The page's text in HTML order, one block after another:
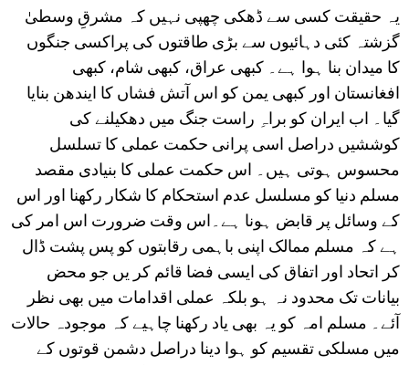
یہ حقیقت کسی سے ڈھکی چھپی نہیں کہ مشرقِ وسطیٰ
گزشتہ کئی دہائیوں سے بڑی طاقتوں کی پراکسی جنگوں
کا میدان بنا ہوا ہے۔ کبھی عراق، کبھی شام، کبھی
افغانستان اور کبھی یمن کو اس آتش فشاں کا ایندھن بنایا
گیا۔ اب ایران کو براہِ راست جنگ میں دھکیلنے کی
کوششیں دراصل اسی پرانی حکمت عملی کا تسلسل
محسوس ہوتی ہیں۔ اس حکمت عملی کا بنیادی مقصد
مسلم دنیا کو مسلسل عدم استحکام کا شکار رکھنا اور اس
کے وسائل پر قابض ہونا ہے۔اس وقت ضرورت اس امر کی
ہے کہ مسلم ممالک اپنی باہمی رقابتوں کو پس پشت ڈال
کر اتحاد اور اتفاق کی ایسی فضا قائم کر یں جو محض
بیانات تک محدود نہ ہو بلکہ عملی اقدامات میں بھی نظر
آئے۔ مسلم امہ کو یہ بھی یاد رکھنا چاہیے کہ موجودہ حالات
میں مسلکی تقسیم کو ہوا دینا دراصل دشمن قوتوں کے